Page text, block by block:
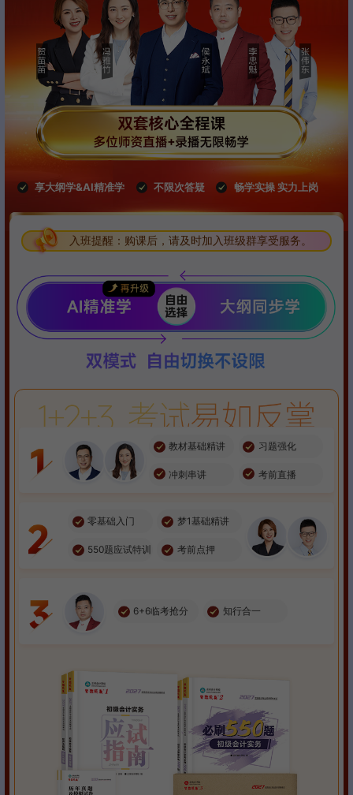
享大纲学&AI精准学 不限次答疑 畅学实操 实力上岗
入班提醒：购课后，请及时加入班级群享受服务。
入班提醒：购课后，请及时加入班级群享受服务。
教材基础精讲 习题强化
冲刺串讲 考前直播
零基础入门 梦1基础精讲
550题应试特训 考前点押
6+6临考抢分 知行合一